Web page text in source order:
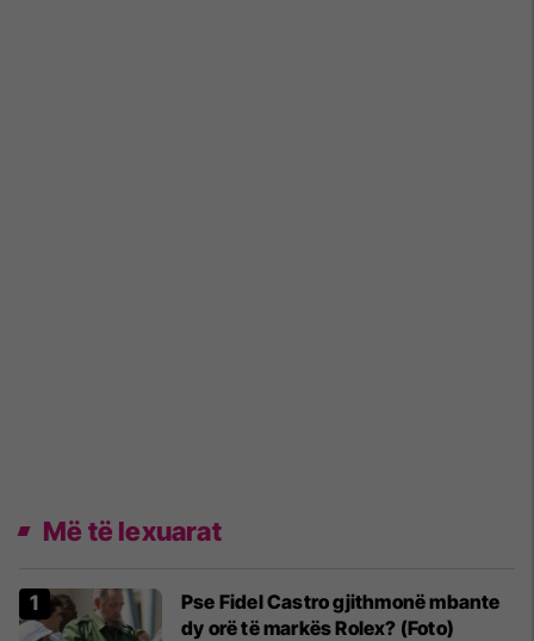
Më të lexuarat
Pse Fidel Castro gjithmonë mbante
dy orë të markës Rolex? (Foto)